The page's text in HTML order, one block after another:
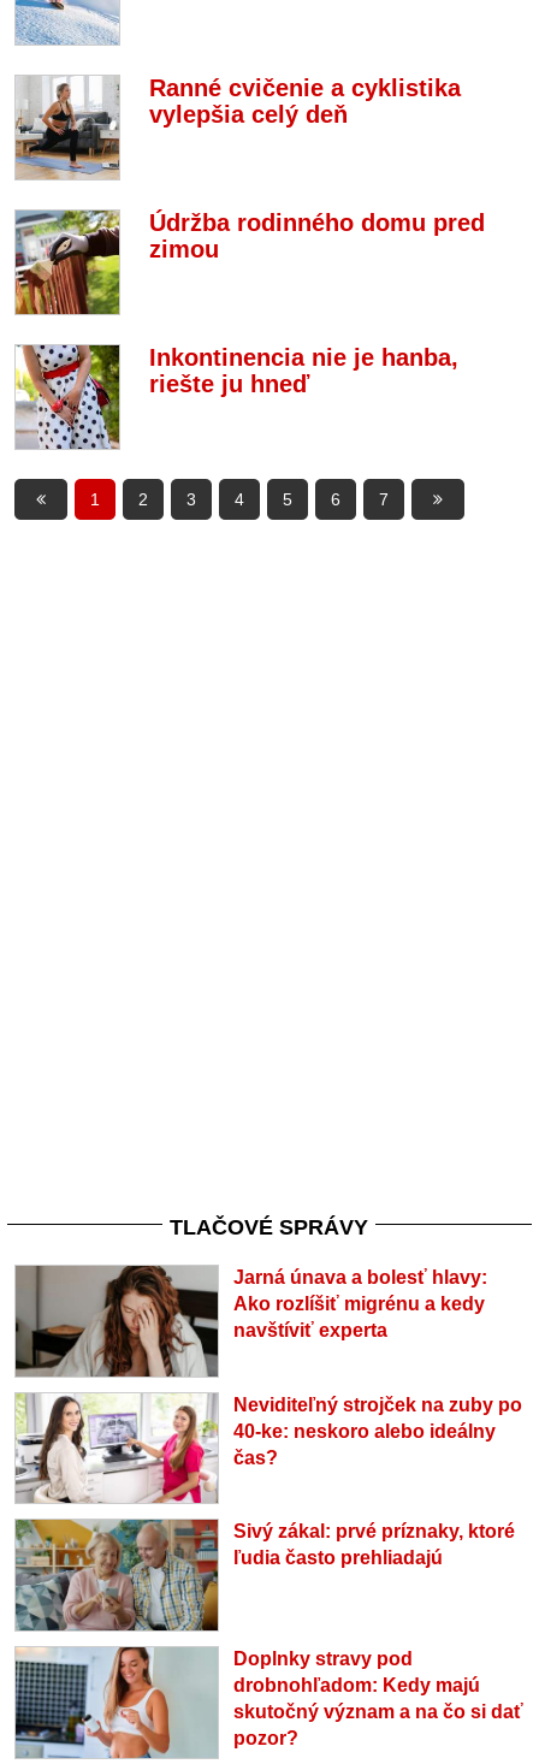
Ranné cvičenie a cyklistika
vylepšia celý deň
Údržba rodinného domu pred
zimou
Inkontinencia nie je hanba,
riešte ju hneď
1 2 3 4 5 6 7
TLAČOVÉ SPRÁVY
Jarná únava a bolesť hlavy:
Ako rozlíšiť migrénu a kedy
navštíviť experta
Neviditeľný strojček na zuby po
40-ke: neskoro alebo ideálny
čas?
Sivý zákal: prvé príznaky, ktoré
ľudia často prehliadajú
Doplnky stravy pod
drobnohľadom: Kedy majú
skutočný význam a na čo si dať
pozor?